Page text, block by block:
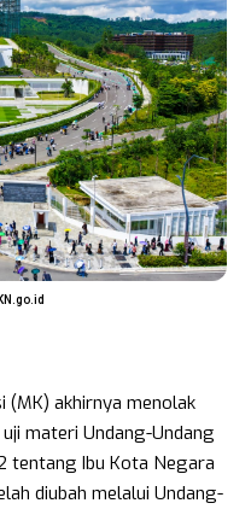
(MK) akhirnya menolak
materi Undang-Undang
tentang Ibu Kota Negara
diubah melalui Undang-